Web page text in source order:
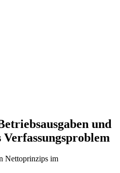
und
Nettoprinzips im